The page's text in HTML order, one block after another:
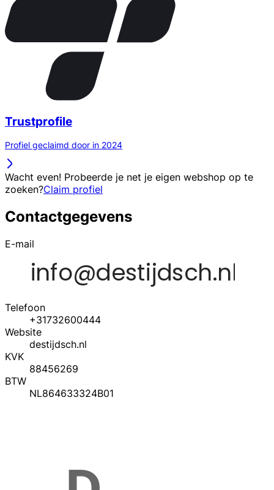
Trustprofile
Profiel geclaimd door in 2024
Wacht even! Probeerde je net je eigen webshop op te
zoeken?Claim profiel
Contactgegevens
E-mail
Telefoon
+31732600444
Website
destijdsch.nl
KVK
88456269
BTW
NL864633324B01